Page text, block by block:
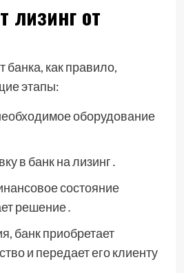
лизинг от
банка, как правило,
этапы:
оборудование
в банк на лизинг․
состояние
решение․
банк приобретает
и передает его клиенту